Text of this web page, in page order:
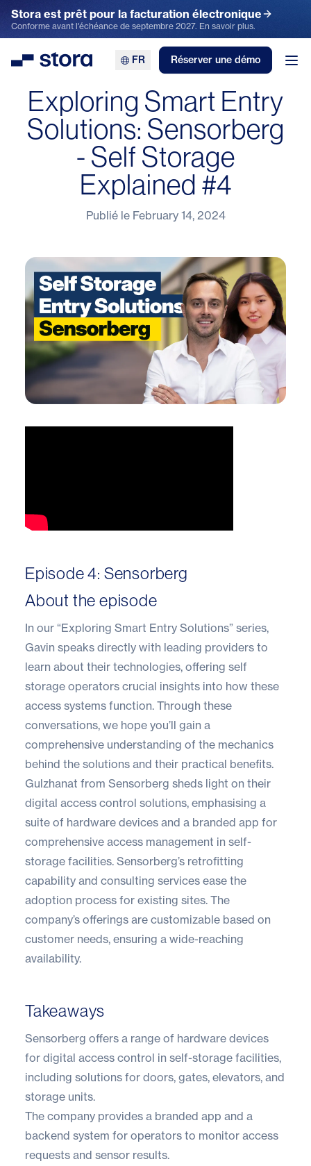
Stora est prêt pour la facturation électronique
Conforme avant l'échéance de septembre 2027. En savoir plus.
Stora FR Réserver une démo
Exploring Smart Entry
Solutions: Sensorberg
- Self Storage
Explained #4
Publié le February 14, 2024
Episode 4: Sensorberg
About the episode
In our “Exploring Smart Entry Solutions” series,
Gavin speaks directly with leading providers to
learn about their technologies, offering self
storage operators crucial insights into how these
access systems function. Through these
conversations, we hope you’ll gain a
comprehensive understanding of the mechanics
behind the solutions and their practical benefits.
Gulzhanat from Sensorberg sheds light on their
digital access control solutions, emphasising a
suite of hardware devices and a branded app for
comprehensive access management in self-
storage facilities. Sensorberg’s retrofitting
capability and consulting services ease the
adoption process for existing sites. The
company’s offerings are customizable based on
customer needs, ensuring a wide-reaching
availability.
Takeaways
Sensorberg offers a range of hardware devices
for digital access control in self-storage facilities,
including solutions for doors, gates, elevators, and
storage units.
The company provides a branded app and a
backend system for operators to monitor access
requests and sensor results.